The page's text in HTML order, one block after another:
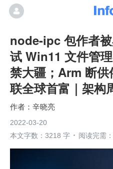
node-ipc 包作者
试 Win11 文件管
禁大疆；Arm 断
联全球首富｜架构
辛晓亮
2022-03-20
本文字数：3218 字
阅读完需